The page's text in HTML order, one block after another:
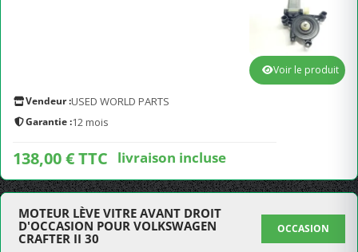
Vendeur :USED WORLD PARTS
Garantie :12 mois
138,00 € TTC livraison incluse
Voir le produit
MOTEUR LÈVE VITRE AVANT DROIT
D'OCCASION POUR VOLKSWAGEN
CRAFTER II 30
OCCASION